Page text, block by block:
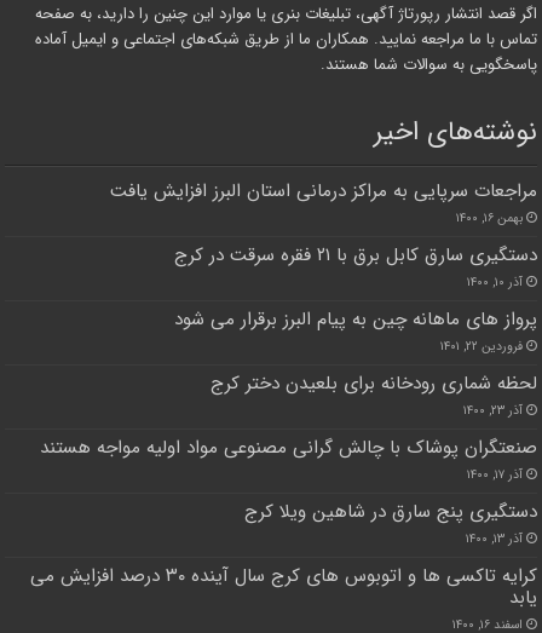
اگر قصد انتشار رپورتاژ آگهی، تبلیغات بنری یا موارد این چنین را دارید، به صفحه
تماس با ما مراجعه نمایید. همکاران ما از طریق شبکه‌های اجتماعی و ایمیل آماده
پاسخگویی به سوالات شما هستند.
نوشته‌های اخیر
مراجعات سرپایی به مراکز درمانی استان البرز افزایش یافت
بهمن ۱۶, ۱۴۰۰
دستگیری سارق کابل برق با ۲۱ فقره سرقت در کرج
آذر ۱۰, ۱۴۰۰
پرواز های ماهانه چین به پیام البرز برقرار می شود
فروردین ۲۲, ۱۴۰۱
لحظه شماری رودخانه برای بلعیدن دختر کرج
آذر ۲۳, ۱۴۰۰
صنعتگران پوشاک با چالش گرانی مصنوعی مواد اولیه مواجه هستند
آذر ۱۷, ۱۴۰۰
دستگیری پنج سارق در شاهین ویلا کرج
آذر ۱۳, ۱۴۰۰
کرایه تاکسی ها و اتوبوس های کرج سال آینده ۳۰ درصد افزایش می
یابد
اسفند ۱۶, ۱۴۰۰